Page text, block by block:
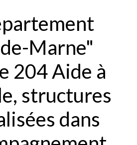
Marne"
204 Aide à
structures
dans